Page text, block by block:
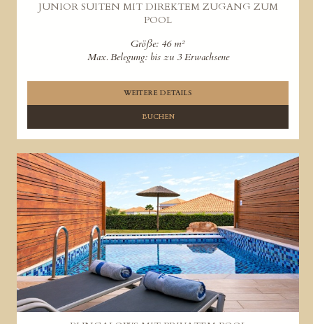
JUNIOR SUITEN MIT DIREKTEM ZUGANG ZUM
POOL
Größe: 46 m²
Max. Belegung: bis zu 3 Erwachsene
WEITERE DETAILS
BUCHEN